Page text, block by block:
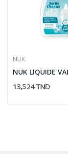
NUK
13,524 TND